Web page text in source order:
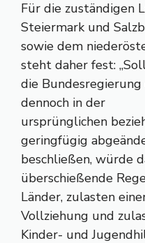
Für die zuständigen
Steiermark und
sowie dem
steht daher fest:
die
dennoch in der
ursprünglichen
geringfügig
beschließen, würde
überschießende
Länder, zulasten
Vollziehung und
Kinder- und